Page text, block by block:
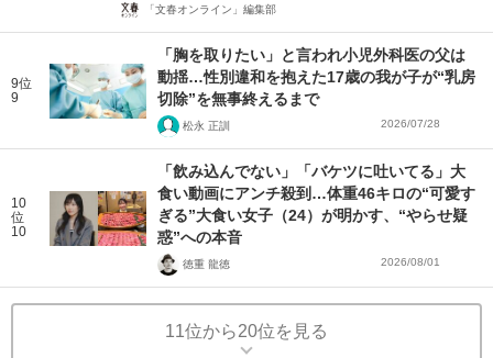
「文春オンライン」編集部
9位
9
「胸を取りたい」と言われ小児外科医の父は
動揺…性別違和を抱えた17歳の我が子が“乳房
切除”を無事終えるまで
松永 正訓 2026/07/28
10
位
10
「飲み込んでない」「バケツに吐いてる」大
食い動画にアンチ殺到…体重46キロの“可愛す
ぎる”大食い女子（24）が明かす、“やらせ疑
惑”への本音
徳重 龍徳 2026/08/01
11位から20位を見る